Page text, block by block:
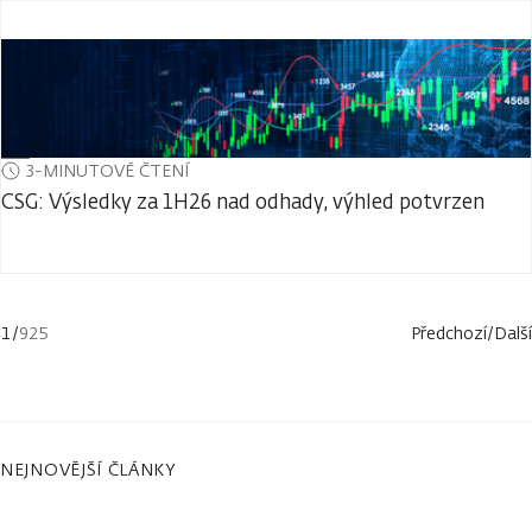
3-MINUTOVÉ ČTENÍ
CSG: Výsledky za 1H26 nad odhady, výhled potvrzen
1/925 Předchozí/Další
NEJNOVĚJŠÍ ČLÁNKY